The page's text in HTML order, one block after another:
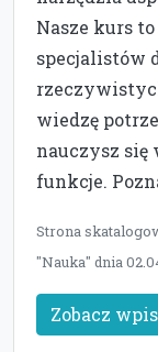
Nasze kurs
specjalistów
wiedzę
nauczysz
funkcje.
Strona
"Nauka" dnia
Zobacz wpis